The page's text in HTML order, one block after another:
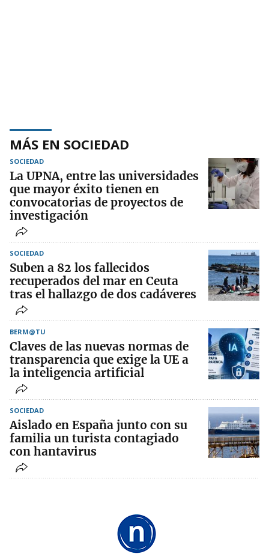
MÁS EN SOCIEDAD
SOCIEDAD
La UPNA, entre las universidades
que mayor éxito tienen en
convocatorias de proyectos de
investigación
SOCIEDAD
Suben a 82 los fallecidos
recuperados del mar en Ceuta
tras el hallazgo de dos cadáveres
BERM@TU
Claves de las nuevas normas de
transparencia que exige la UE a
la inteligencia artificial
SOCIEDAD
Aislado en España junto con su
familia un turista contagiado
con hantavirus